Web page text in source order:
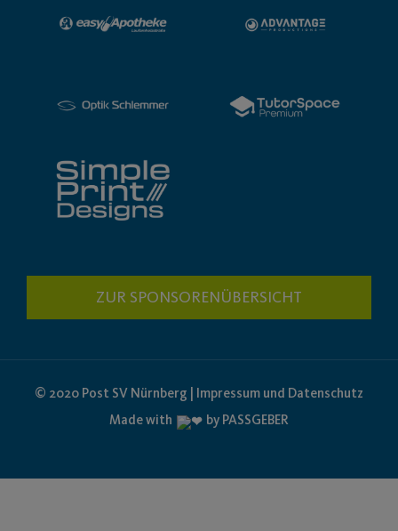
ZUR SPONSORENÜBERSICHT
© 2020 Post SV Nürnberg | Impressum und Datenschutz
Made with
by PASSGEBER